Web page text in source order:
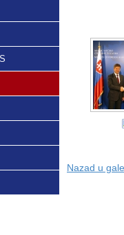
Nazad u